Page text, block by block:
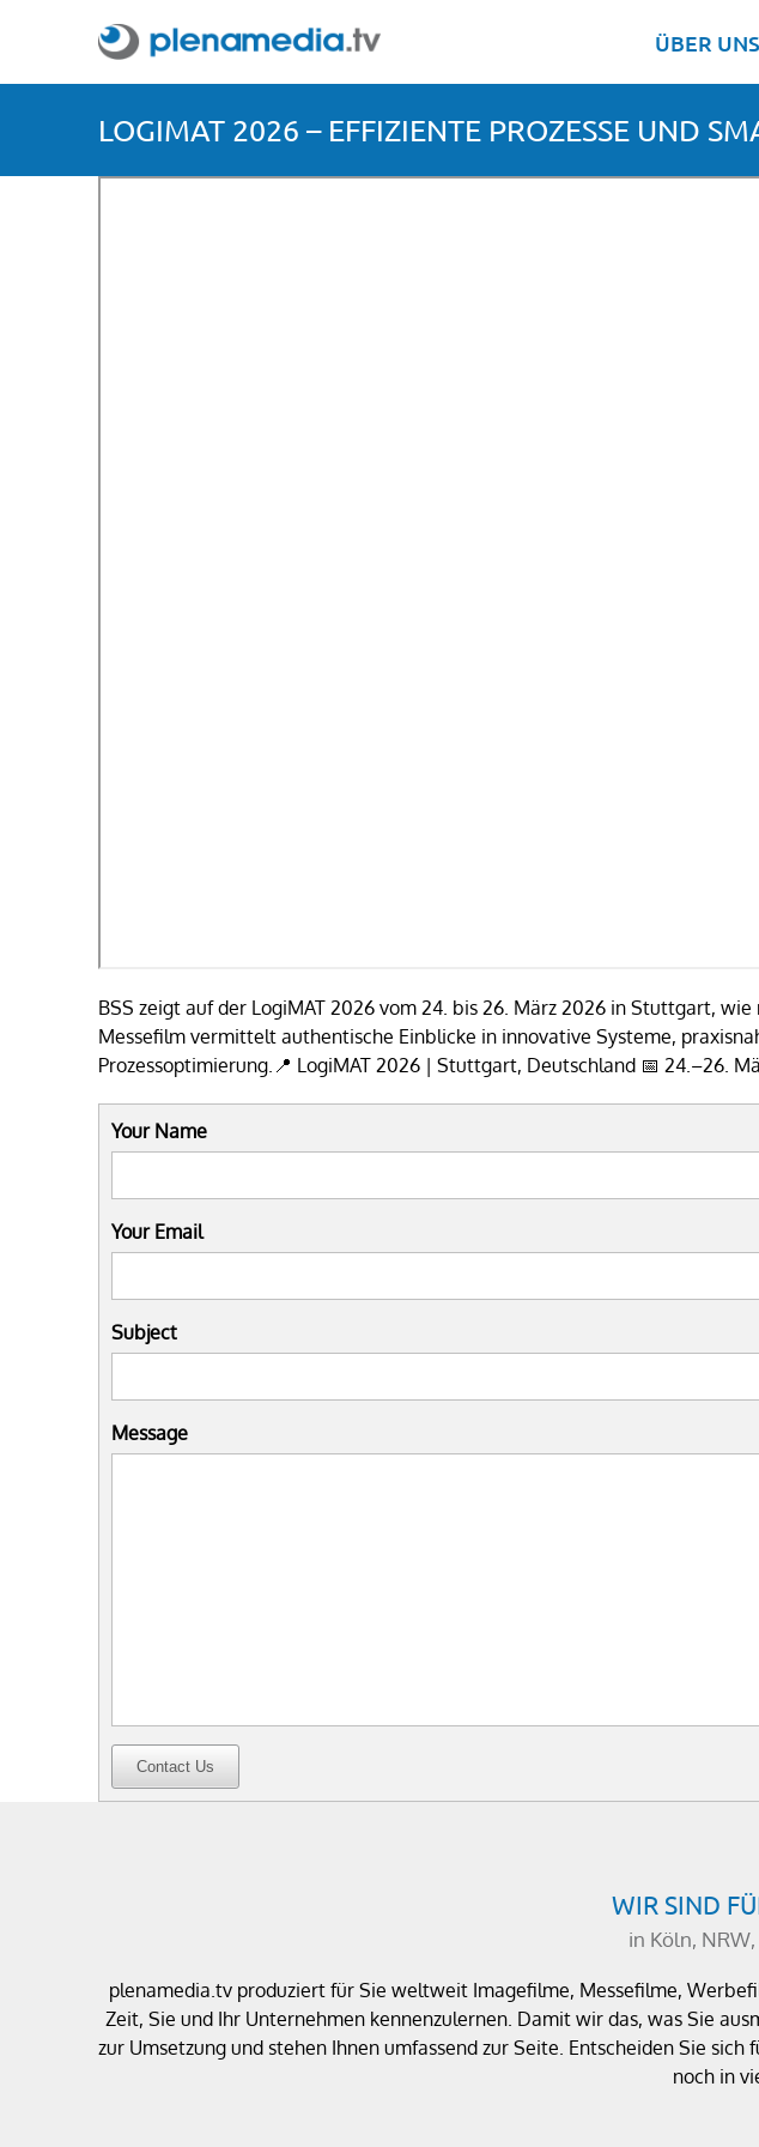
ÜBER UNS
LOGIMAT 2026 – EFFIZIENTE PROZESSE UND
BSS zeigt auf der LogiMAT 2026 vom 24. bis 26. März 2026 in Stuttgart,
Messefilm vermittelt authentische Einblicke in innovative Systeme,
Prozessoptimierung.📍 LogiMAT 2026 | Stuttgart, Deutschland 📅 24.–26.
Your Name
Your Email
Subject
Message
Contact Us
WIR SIND
in Köln,
plenamedia.tv produziert für Sie weltweit Imagefilme, Messefilme,
Zeit, Sie und Ihr Unternehmen kennenzulernen. Damit wir das, was Sie
zur Umsetzung und stehen Ihnen umfassend zur Seite. Entscheiden Sie
noch in